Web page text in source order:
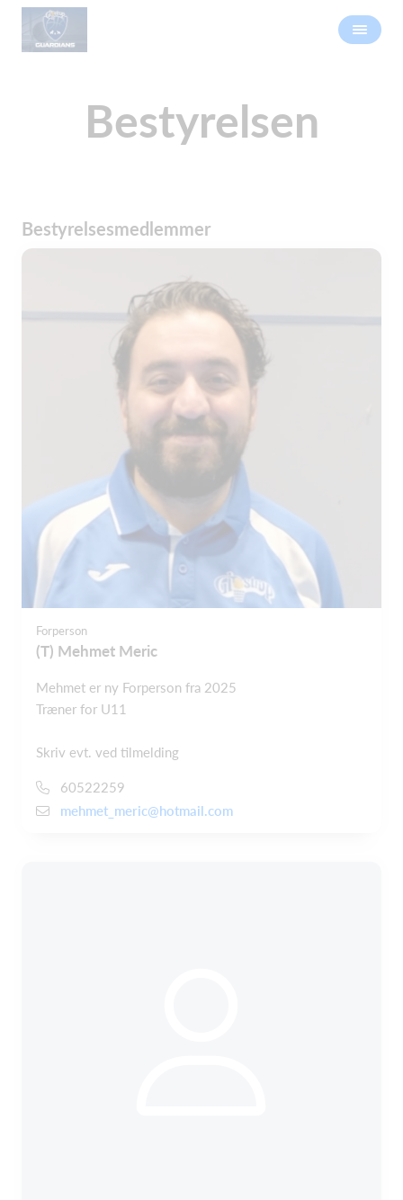
Bestyrelsen
Bestyrelsesmedlemmer
Forperson
(T) Mehmet Meric
Mehmet er ny Forperson fra 2025
Træner for U11
Skriv evt. ved tilmelding
60522259
mehmet_meric@hotmail.com